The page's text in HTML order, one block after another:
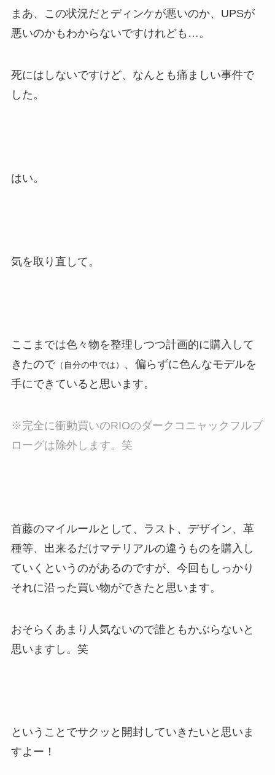
まあ、この状況だとディンケが悪いのか、UPSが
悪いのかもわからないですけれども…。
死にはしないですけど、なんとも痛ましい事件で
した。
はい。
気を取り直して。
ここまでは色々物を整理しつつ計画的に購入して
きたので（自分の中では）
、偏らずに色んなモデルを
手にできていると思います。
※完全に衝動買いのRIOのダークコニャックフルブ
ローグは除外します。笑
首藤のマイルールとして、ラスト、デザイン、革
種等、出来るだけマテリアルの違うものを購入し
ていくというのがあるのですが、今回もしっかり
それに沿った買い物ができたと思います。
おそらくあまり人気ないので誰ともかぶらないと
思いますし。笑
ということでサクッと開封していきたいと思いま
すよー！